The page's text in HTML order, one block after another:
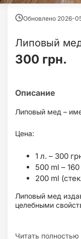
Обновлено 2026-
Липовый
300 грн.
Липовый мед –
Цена:
1 л. – 300
500 ml –
200 ml
Липовый мед
целебными